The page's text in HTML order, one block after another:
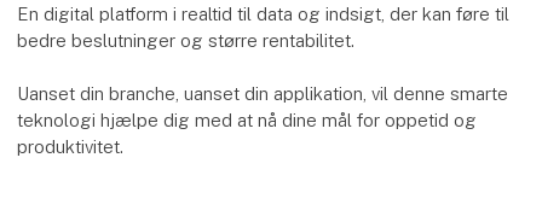
En digital platform i realtid til data og indsigt, der kan føre til
bedre beslutninger og større rentabilitet.
Uanset din branche, uanset din applikation, vil denne smarte
teknologi hjælpe dig med at nå dine mål for oppetid og
produktivitet.